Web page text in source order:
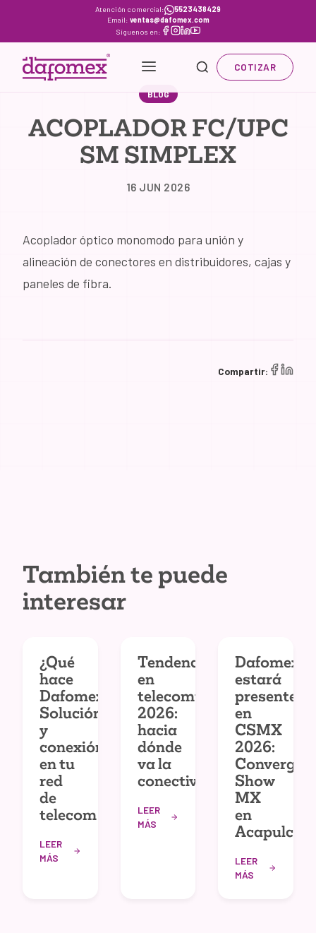
content
Atención comercial:
5523438429
Email: ventas@dafomex.com
Síguenos en:
COTIZAR
BLOG
ACOPLADOR FC/UPC
SM SIMPLEX
16 JUN 2026
Acoplador óptico monomodo para unión y
alineación de conectores en distribuidores, cajas y
paneles de fibra.
Compartir:
También te puede
interesar
¿Qué
hace
Dafomex?
Solución
y
conexión
en tu
red
de
telecom
LEER
MÁS
Tendencias
en
telecomunicaciones
2026:
hacia
dónde
va la
conectividad
LEER
MÁS
Dafomex
estará
presente
en
CSMX
2026:
Show
MX
en
Acapulco
LEER
MÁS